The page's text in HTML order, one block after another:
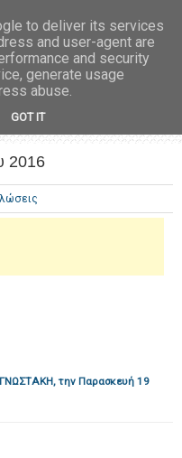
2016
την Παρασκευή 19
to deliver its services
and user-agent are
and security
generate usage
abuse.
GOT IT